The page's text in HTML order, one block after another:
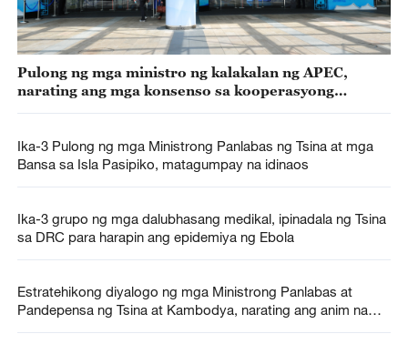
Pulong ng mga ministro ng kalakalan ng APEC,
narating ang mga konsenso sa kooperasyong
Ika-3 Pulong ng mga Ministrong Panlabas ng Tsina at mga
Bansa sa Isla Pasipiko, matagumpay na idinaos
Ika-3 grupo ng mga dalubhasang medikal, ipinadala ng Tsina
sa DRC para harapin ang epidemiya ng Ebola
Estratehikong diyalogo ng mga Ministrong Panlabas at
Pandepensa ng Tsina at Kambodya, narating ang anim na